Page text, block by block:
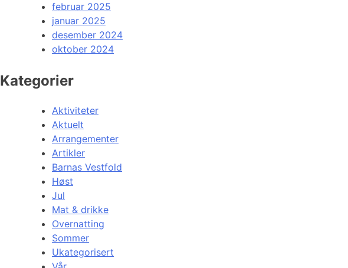
februar 2025
januar 2025
desember 2024
oktober 2024
Kategorier
Aktiviteter
Aktuelt
Arrangementer
Artikler
Barnas Vestfold
Høst
Jul
Mat & drikke
Overnatting
Sommer
Ukategorisert